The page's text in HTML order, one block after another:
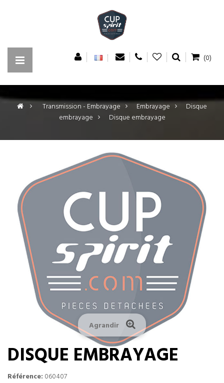
(0)
> Transmission - Embrayage > Embrayage >
Disque
embrayage > Disque embrayage
Agrandir
DISQUE EMBRAYAGE
Référence: 060407